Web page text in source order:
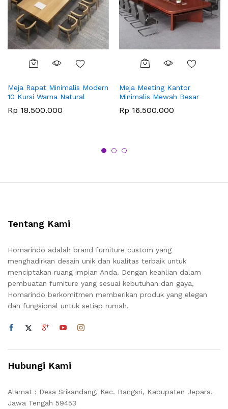
Meja Rapat Minimalis Modern
10 Kursi Warna Natural
Rp 18.500.000
Meja Meeting Kantor
Minimalis Mewah Besar
Rp 16.500.000
Tentang Kami
Homarindo adalah brand furniture custom yang
menghadirkan desain unik dan kualitas terbaik untuk
menciptakan ruang impian Anda. Dengan keahlian dalam
pembuatan furniture yang sesuai kebutuhan dan gaya,
Homarindo berkomitmen memberikan produk yang elegan
dan fungsional untuk setiap rumah.
Hubungi Kami
Alamat : Desa Srikandang, Kec. Bangsri, Kabupaten Jepara,
Jawa Tengah 59453